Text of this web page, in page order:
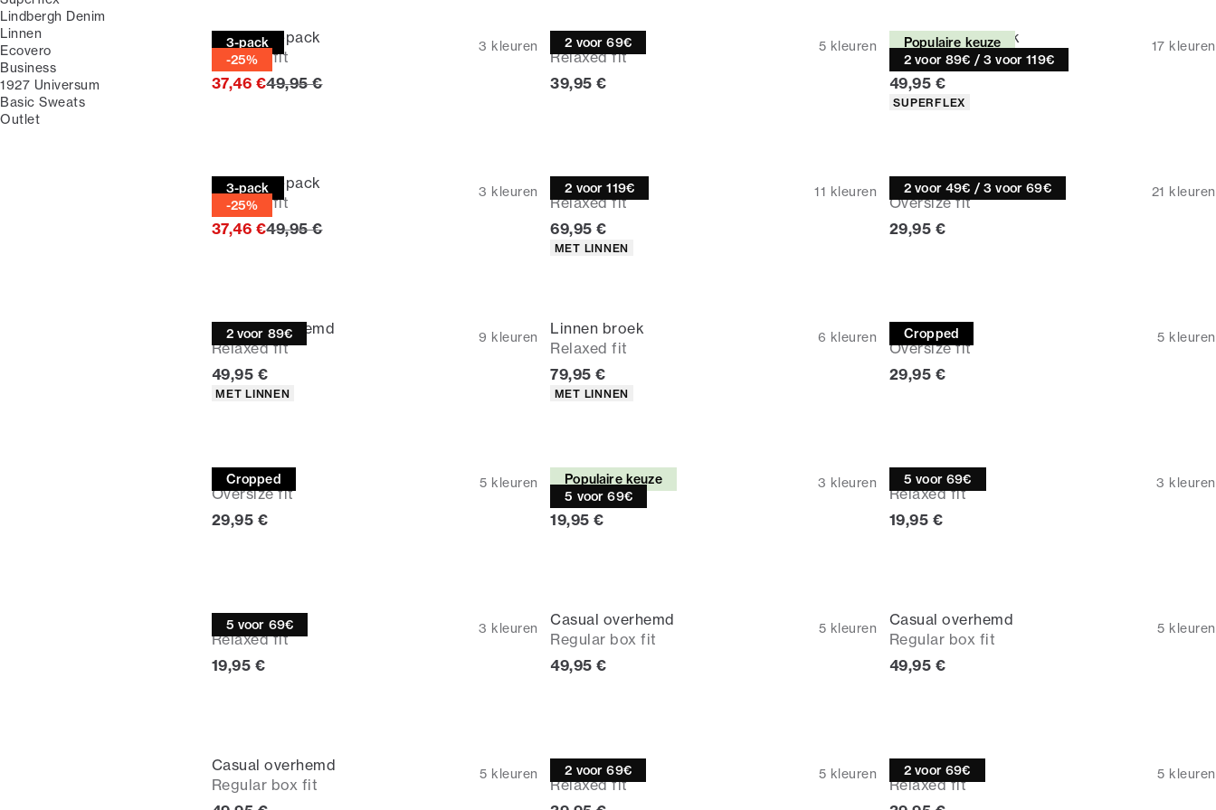
Lindbergh Denim
Linnen
Ecovero
Business
1927 Universum
Basic Sweats
Outlet
3-pack
-25%
T-shirt | 3-pack
Relaxed fit
3 kleuren
37,46 €Originele prijs
49,95 €
2 voor 69€
Poloshirt
Relaxed fit
5 kleuren
Huidige prijs
39,95 €
Populaire keuze
2 voor 89€ / 3 voor 119€
Chino korte broek
Relaxed loose fit
17 kleuren
Huidige prijs
49,95 €
Producteigenschappen
SUPERFLEX
3-pack
-25%
T-shirt | 3-pack
Relaxed fit
3 kleuren
37,46 €Originele prijs
49,95 €
2 voor 119€
Linnen broek
Relaxed fit
11 kleuren
Huidige prijs
69,95 €
Producteigenschappen
MET LINNEN
2 voor 49€ / 3 voor 69€
T-shirt
Oversize fit
21 kleuren
Huidige prijs
29,95 €
2 voor 89€
Linnen overhemd
Relaxed fit
9 kleuren
Huidige prijs
49,95 €
Producteigenschappen
MET LINNEN
Linnen broek
Relaxed fit
6 kleuren
Huidige prijs
79,95 €
Producteigenschappen
MET LINNEN
Cropped
T-shirt
Oversize fit
5 kleuren
Huidige prijs
29,95 €
Cropped
T-shirt
Oversize fit
5 kleuren
Huidige prijs
29,95 €
Populaire keuze
5 voor 69€
T-shirt
Relaxed fit
3 kleuren
Huidige prijs
19,95 €
5 voor 69€
T-shirt
Relaxed fit
3 kleuren
Huidige prijs
19,95 €
5 voor 69€
T-shirt
Relaxed fit
3 kleuren
Huidige prijs
19,95 €
Casual overhemd
Regular box fit
5 kleuren
Huidige prijs
49,95 €
Casual overhemd
Regular box fit
5 kleuren
Huidige prijs
49,95 €
Casual overhemd
Regular box fit
5 kleuren 2 voor 69€
Poloshirt
Relaxed fit
5 kleuren 2 voor 69€
Poloshirt
Relaxed fit
5 kleuren